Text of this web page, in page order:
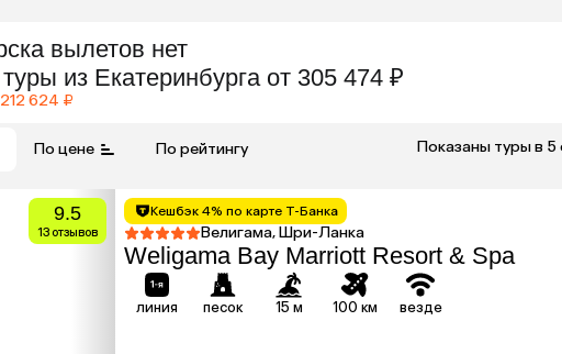
вылетов нет
из Екатеринбурга от 305 474 ₽
624 ₽
По цене По рейтингу Показаны туры в 5
9.5
13 отзывов
Кешбэк 4% по карте Т-Банка
Велигама, Шри-Ланка
Weligama Bay Marriott Resort & Spa
линия песок 15 м 100 км везде